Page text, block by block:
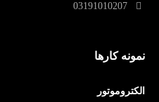
03191010207
نمونه کارها
الکتروموتور